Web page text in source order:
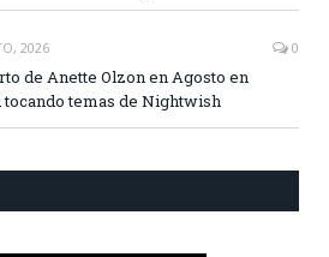
2026 0
de Anette Olzon en Agosto en
temas de Nightwish